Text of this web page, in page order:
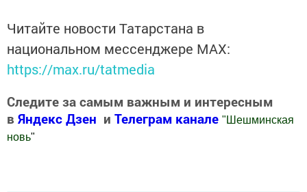
Читайте новости Татарстана в
национальном мессенджере MАХ:
https://max.ru/tatmedia
Следите за самым важным и интересным
в Яндекс Дзен и Телеграм канале " Шешминская
новь"